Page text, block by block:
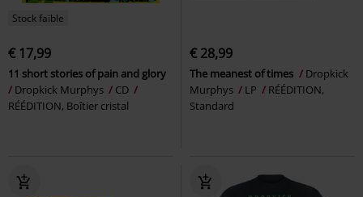
Stock faible
€ 17,99
11 short stories of pain and glory
Dropkick Murphys
CD
RÉÉDITION, Boîtier cristal
€ 28,99
The meanest of times
Dropkick
Murphys
LP
RÉÉDITION,
Standard